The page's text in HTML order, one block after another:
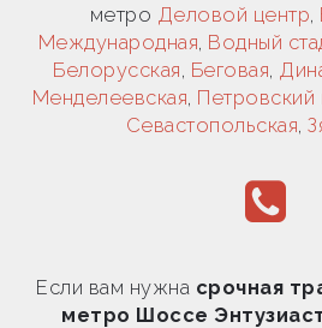
метро Деловой центр,
Международная, Водный
Белорусская, Беговая,
Менделеевская, Петровский
Севастопольская,
Если вам нужна срочная
метро Шоссе